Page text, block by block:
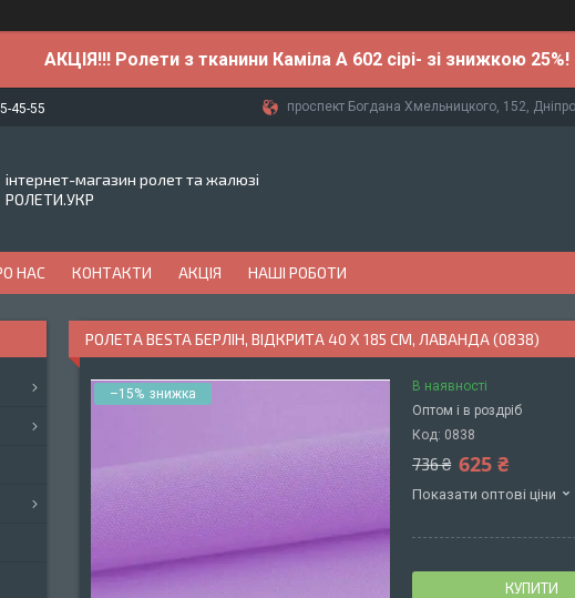
АКЦІЯ!!! Ролети з тканини Каміла А 602 сірі- зі знижкою 25%!
45-55 проспект Богдана Хмельницкого, 152,
інтернет-магазин ролет та жалюзі
РОЛЕТИ.УКР
НАС КОНТАКТИ АКЦІЯ НАШІ РОБОТИ
РОЛЕТА BESTA БЕРЛІН, ВІДКРИТА 40 Х 185 СМ, ЛАВАНДА (0838)
–15%
В наявності
Оптом і в роздріб
Код: 0838
736 ₴ 625 ₴
Показати оптові ціни
КУПИТИ